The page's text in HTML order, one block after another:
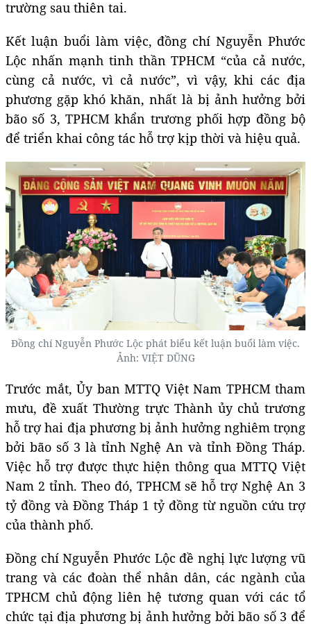
trường sau thiên tai.
Kết luận buổi làm việc, đồng chí Nguyễn Phước
Lộc nhấn mạnh tinh thần TPHCM “của cả nước,
cùng cả nước, vì cả nước”, vì vậy, khi các địa
phương gặp khó khăn, nhất là bị ảnh hưởng bởi
bão số 3, TPHCM khẩn trương phối hợp đồng bộ
để triển khai công tác hỗ trợ kịp thời và hiệu quả.
Đồng chí Nguyễn Phước Lộc phát biểu kết luận buổi làm việc.
Ảnh: VIỆT DŨNG
Trước mắt, Ủy ban MTTQ Việt Nam TPHCM tham
mưu, đề xuất Thường trực Thành ủy chủ trương
hỗ trợ hai địa phương bị ảnh hưởng nghiêm trọng
bởi bão số 3 là tỉnh Nghệ An và tỉnh Đồng Tháp.
Việc hỗ trợ được thực hiện thông qua MTTQ Việt
Nam 2 tỉnh. Theo đó, TPHCM sẽ hỗ trợ Nghệ An 3
tỷ đồng và Đồng Tháp 1 tỷ đồng từ nguồn cứu trợ
của thành phố.
Đồng chí Nguyễn Phước Lộc đề nghị lực lượng vũ
trang và các đoàn thể nhân dân, các ngành của
TPHCM chủ động liên hệ tương quan với các tổ
chức tại địa phương bị ảnh hưởng bởi bão số 3 để